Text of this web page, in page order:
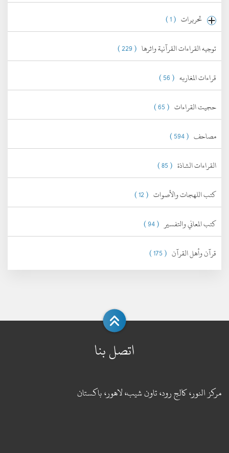
تحريرات ( 1 )
توجيه القراءات القرآنية واثرها ( 229 )
قراءات المغاربه ( 56 )
حجيت القراءات ( 65 )
مصاحف ( 594 )
القراءات الشاذة ( 85 )
كتب اللهجات والأصوات ( 12 )
كتب المعاني والتفسير ( 94 )
قرآن وأهل القرآن ( 175 )
اتصل بنا
مركز النور، كالج رود، تاون شيب، لاهور، باكستان